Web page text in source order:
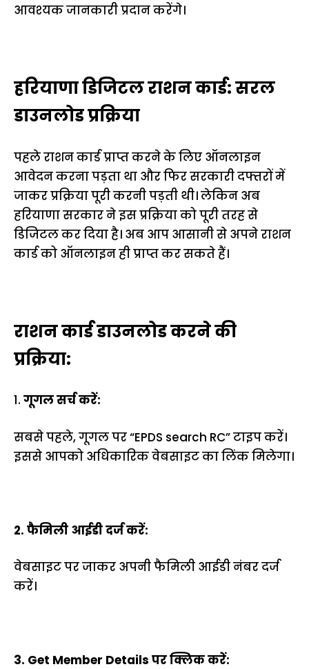
आवश्यक जानकारी प्रदान करेंगे।
हरियाणा डिजिटल राशन कार्ड: सरल
डाउनलोड प्रक्रिया
पहले राशन कार्ड प्राप्त करने के लिए ऑनलाइन
आवेदन करना पड़ता था और फिर सरकारी दफ्तरों में
जाकर प्रक्रिया पूरी करनी पड़ती थी। लेकिन अब
हरियाणा सरकार ने इस प्रक्रिया को पूरी तरह से
डिजिटल कर दिया है। अब आप आसानी से अपने राशन
कार्ड को ऑनलाइन ही प्राप्त कर सकते हैं।
राशन कार्ड डाउनलोड करने की
प्रक्रिया:
1. गूगल सर्च करें:
सबसे पहले, गूगल पर “EPDS search RC” टाइप करें।
इससे आपको अधिकारिक वेबसाइट का लिंक मिलेगा।
2. फैमिली आईडी दर्ज करें:
वेबसाइट पर जाकर अपनी फैमिली आईडी नंबर दर्ज
करें।
3. Get Member Details पर क्लिक करें: